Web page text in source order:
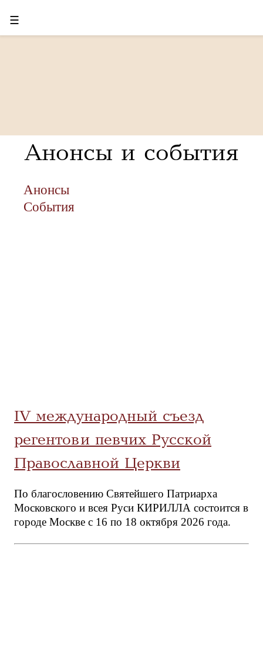
☰
Анонсы и события
Анонсы
События
IV международный съезд
регентов и певчих Русской
Православной Церкви
По благословению Святейшего Патриарха
Московского и всея Руси КИРИЛЛА состоится в
городе Москве с 16 по 18 октября 2026 года.